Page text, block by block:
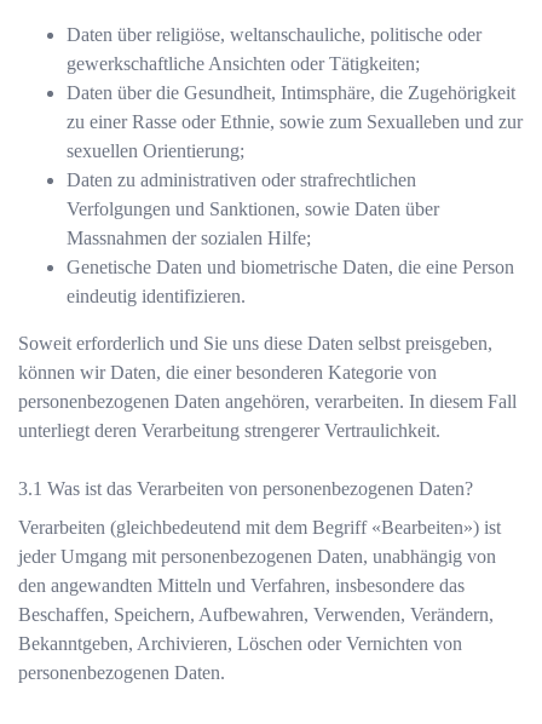
Daten über religiöse, weltanschauliche, politische oder
gewerkschaftliche Ansichten oder Tätigkeiten;
Daten über die Gesundheit, Intimsphäre, die Zugehörigkeit
zu einer Rasse oder Ethnie, sowie zum Sexualleben und zur
sexuellen Orientierung;
Daten zu administrativen oder strafrechtlichen
Verfolgungen und Sanktionen, sowie Daten über
Massnahmen der sozialen Hilfe;
Genetische Daten und biometrische Daten, die eine Person
eindeutig identifizieren.
Soweit erforderlich und Sie uns diese Daten selbst preisgeben,
können wir Daten, die einer besonderen Kategorie von
personenbezogenen Daten angehören, verarbeiten. In diesem Fall
unterliegt deren Verarbeitung strengerer Vertraulichkeit.
Was ist das Verarbeiten von personenbezogenen Daten?
Verarbeiten (gleichbedeutend mit dem Begriff «Bearbeiten») ist
jeder Umgang mit personenbezogenen Daten, unabhängig von
den angewandten Mitteln und Verfahren, insbesondere das
Beschaffen, Speichern, Aufbewahren, Verwenden, Verändern,
Bekanntgeben, Archivieren, Löschen oder Vernichten von
personenbezogenen Daten.